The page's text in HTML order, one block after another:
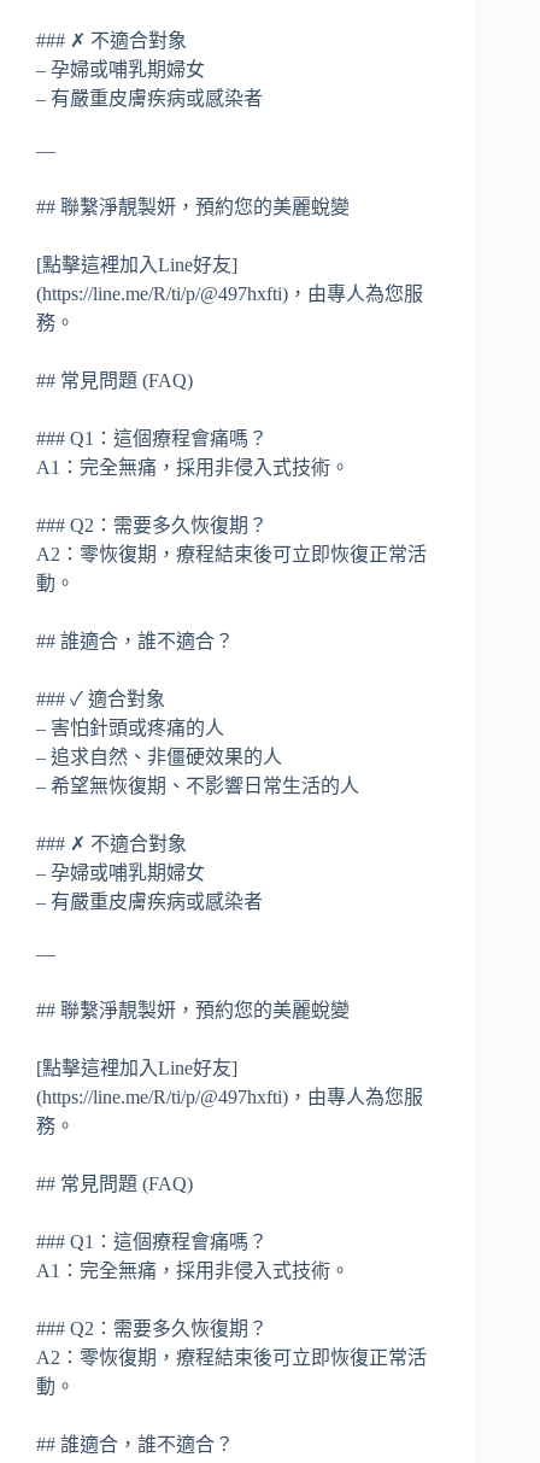
### ✗ 不適合對象
– 孕婦或哺乳期婦女
– 有嚴重皮膚疾病或感染者
—
## 聯繫淨靚製妍，預約您的美麗蛻變
[點擊這裡加入Line好友]
(https://line.me/R/ti/p/@497hxfti)，由專人為您服
務。
## 常見問題 (FAQ)
### Q1：這個療程會痛嗎？
A1：完全無痛，採用非侵入式技術。
### Q2：需要多久恢復期？
A2：零恢復期，療程結束後可立即恢復正常活
動。
## 誰適合，誰不適合？
### ✓ 適合對象
– 害怕針頭或疼痛的人
– 追求自然、非僵硬效果的人
– 希望無恢復期、不影響日常生活的人
### ✗ 不適合對象
– 孕婦或哺乳期婦女
– 有嚴重皮膚疾病或感染者
—
## 聯繫淨靚製妍，預約您的美麗蛻變
[點擊這裡加入Line好友]
(https://line.me/R/ti/p/@497hxfti)，由專人為您服
務。
## 常見問題 (FAQ)
### Q1：這個療程會痛嗎？
A1：完全無痛，採用非侵入式技術。
### Q2：需要多久恢復期？
A2：零恢復期，療程結束後可立即恢復正常活
動。
## 誰適合，誰不適合？